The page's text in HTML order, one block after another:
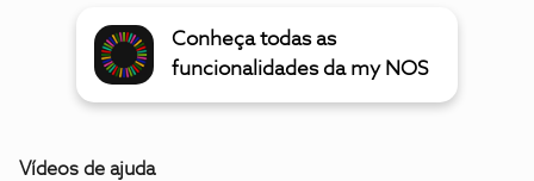
Conheça todas as
funcionalidades da my NOS
Vídeos de ajuda